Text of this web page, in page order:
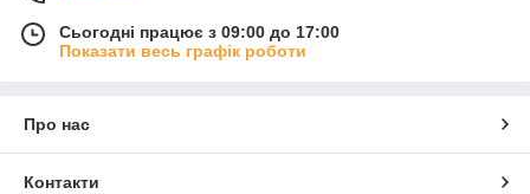
Сьогодні працює з 09:00 до 17:00
Показати весь графік роботи
Про нас
Контакти